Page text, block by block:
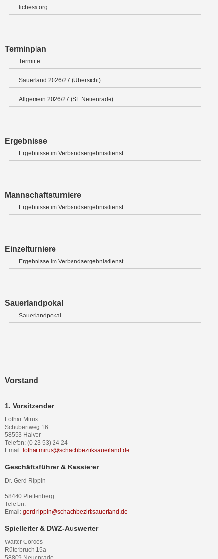
lichess.org
Terminplan
Termine
Sauerland 2026/27 (Übersicht)
Allgemein 2026/27 (SF Neuenrade)
Ergebnisse
Ergebnisse im Verbandsergebnisdienst
Mannschaftsturniere
Ergebnisse im Verbandsergebnisdienst
Einzelturniere
Ergebnisse im Verbandsergebnisdienst
Sauerlandpokal
Sauerlandpokal
Vorstand
1. Vorsitzender
Lothar Mirus
Schubertweg 16
58553 Halver
Telefon: (0 23 53) 24 24
Email: lothar.mirus@schachbezirksauerland.de
Geschäftsführer & Kassierer
Dr. Gerd Rippin
.
58440 Plettenberg
Telefon:
Email: gerd.rippin@schachbezirksauerland.de
Spielleiter & DWZ-Auswerter
Walter Cordes
Rüterbruch 15a
58809 Neuenrade